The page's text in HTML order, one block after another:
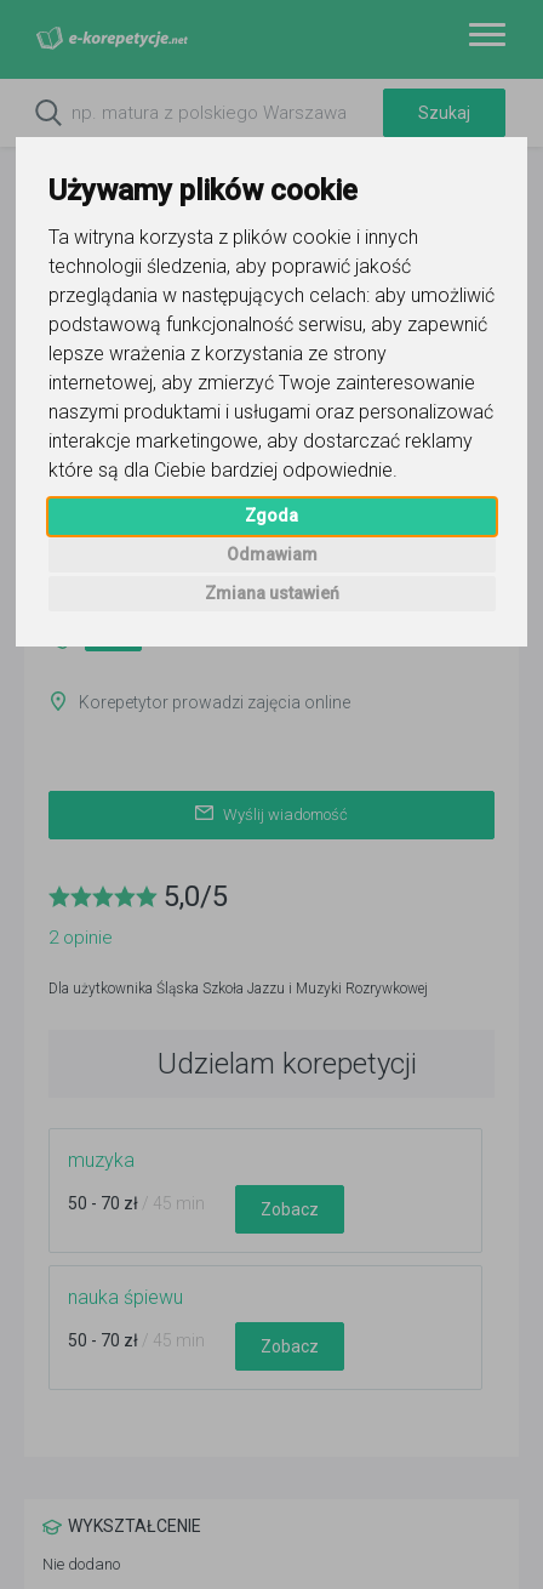
Używamy plików cookie
Ta witryna korzysta z plików cookie i innych
technologii śledzenia, aby poprawić jakość
przeglądania w następujących celach: aby umożliwić
podstawową funkcjonalność serwisu, aby zapewnić
lepsze wrażenia z korzystania ze strony
internetowej, aby zmierzyć Twoje zainteresowanie
naszymi produktami i usługami oraz personalizować
interakcje marketingowe, aby dostarczać reklamy
które są dla Ciebie bardziej odpowiednie.
Zgoda
Odmawiam
Zmiana ustawień
Śląska Szkoła Jazzu i Muzyki
Rozrywkowej
Wyślij wiadomość
ponad 3 miesiące temu
Korepetytor prowadzi zajęcia online
Wyślij wiadomość
5,0/5
2opinie
Dla użytkownika Śląska Szkoła Jazzu i Muzyki Rozrywkowej
Udzielam korepetycji
muzyka
50 - 70 zł / 45 min Zobacz
nauka śpiewu
50 - 70 zł / 45 min Zobacz
WYKSZTAŁCENIE
Nie dodano